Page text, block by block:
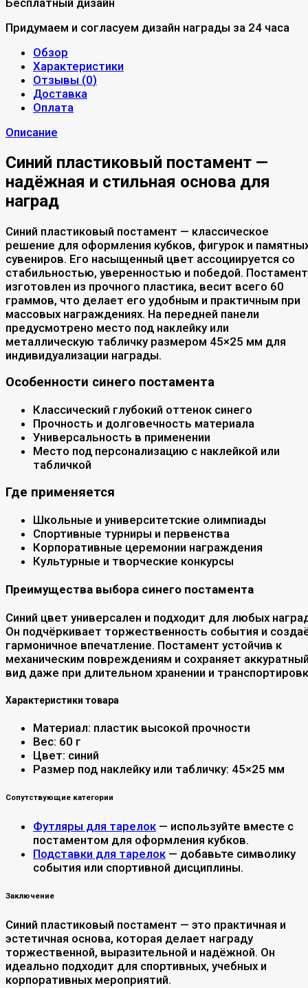
Придумаем и согласуем дизайн награды за 24 часа
Обзор
Характеристики
Отзывы (0)
Доставка
Оплата
Описание
Синий пластиковый постамент —
надёжная и стильная основа для
наград
Синий пластиковый постамент — классическое
решение для оформления кубков, фигурок и
сувениров. Его насыщенный цвет ассоциируется со
стабильностью, уверенностью и победой. Постамент
изготовлен из прочного пластика, весит всего 60
граммов, что делает его удобным и практичным при
массовых награждениях. На передней панели
предусмотрено место под наклейку или
металлическую табличку размером 45×25 мм для
индивидуализации награды.
Особенности синего постамента
Классический глубокий оттенок синего
Прочность и долговечность материала
Универсальность в применении
Место под персонализацию с наклейкой или
табличкой
Где применяется
Школьные и университетские олимпиады
Спортивные турниры и первенства
Корпоративные церемонии награждения
Культурные и творческие конкурсы
Преимущества выбора синего постамента
Синий цвет универсален и подходит для любых
Он подчёркивает торжественность события и
гармоничное впечатление. Постамент устойчив к
механическим повреждениям и сохраняет
вид даже при длительном хранении и
Характеристики товара
Материал: пластик высокой прочности
Вес: 60 г
Цвет: синий
Размер под наклейку или табличку: 45×25 мм
Сопутствующие категории
Футляры для тарелок — используйте вместе с
постаментом для оформления кубков.
Подставки для тарелок — добавьте символику
события или спортивной дисциплины.
Заключение
Синий пластиковый постамент — это практичная и
эстетичная основа, которая делает награду
торжественной, выразительной и надёжной. Он
идеально подходит для спортивных, учебных и
корпоративных мероприятий.